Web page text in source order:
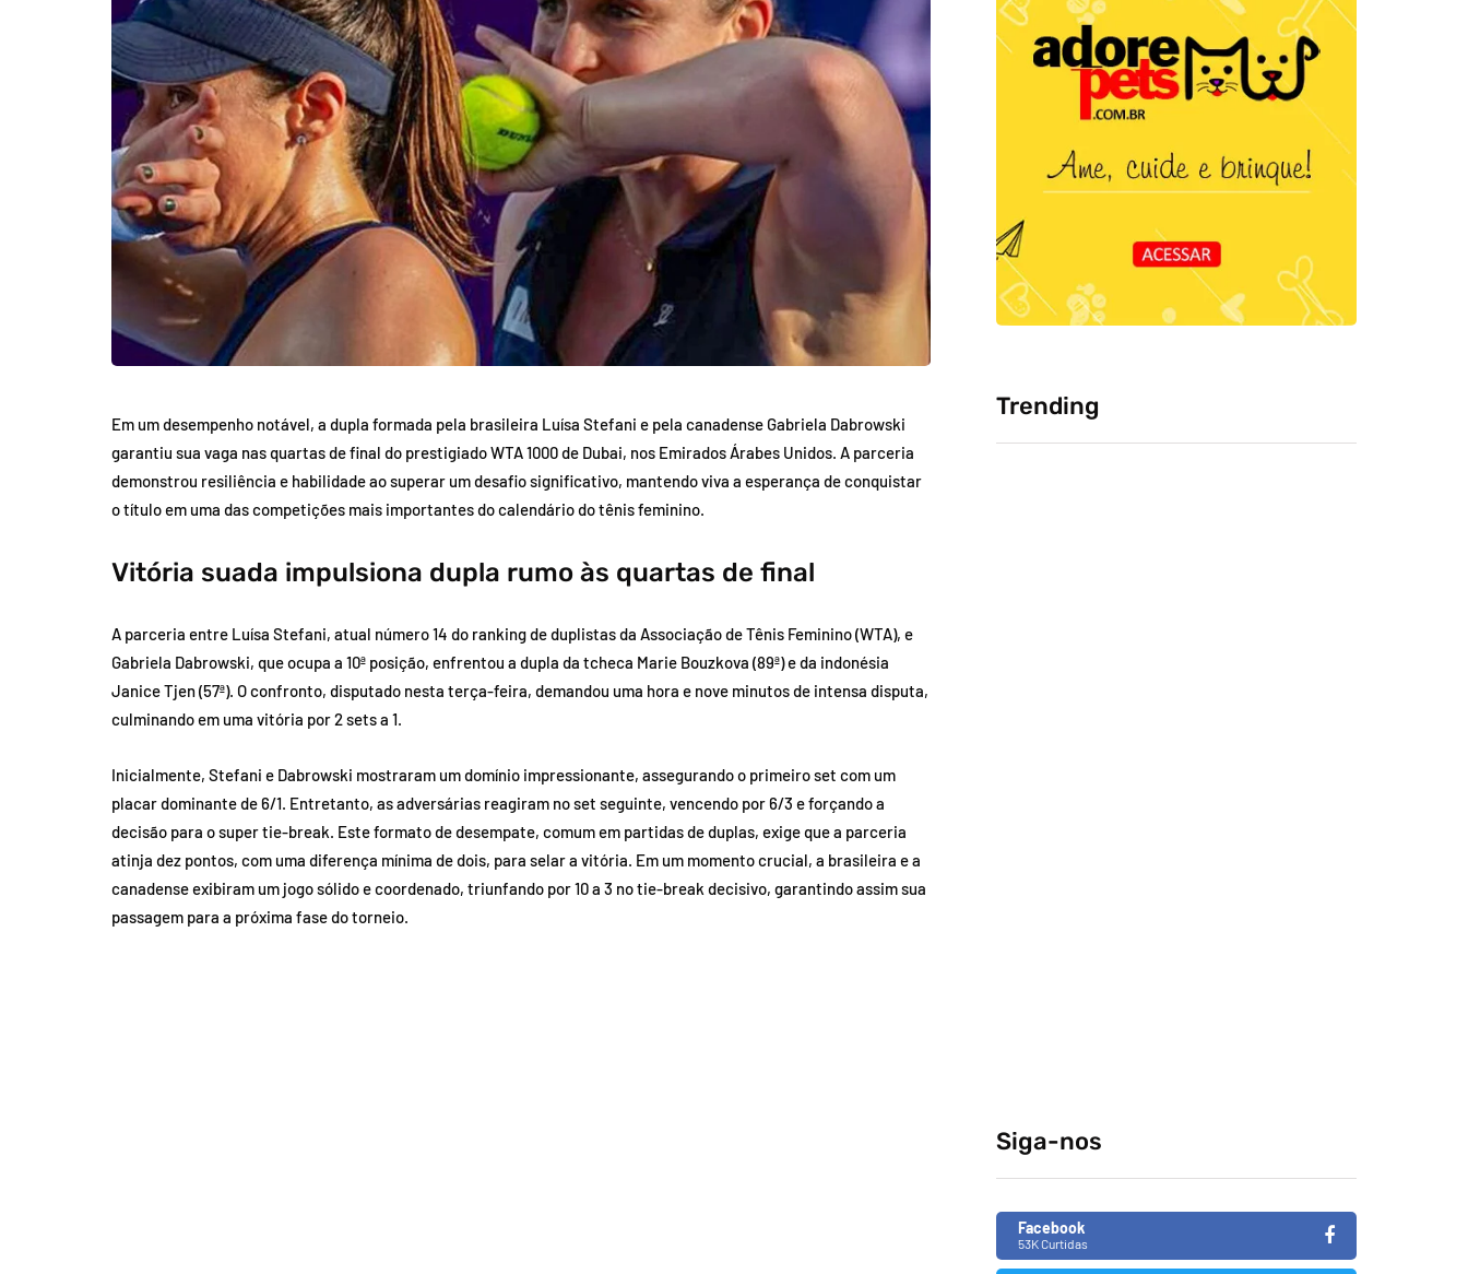
Em um desempenho notável, a dupla formada pela brasileira Luísa Stefani e pela canadense Gabriela Dabrowski
garantiu sua vaga nas quartas de final do prestigiado WTA 1000 de Dubai, nos Emirados Árabes Unidos. A parceria
demonstrou resiliência e habilidade ao superar um desafio significativo, mantendo viva a esperança de conquistar
o título em uma das competições mais importantes do calendário do tênis feminino.
Vitória suada impulsiona dupla rumo às quartas de final
A parceria entre Luísa Stefani, atual número 14 do ranking de duplistas da Associação de Tênis Feminino (WTA), e
Gabriela Dabrowski, que ocupa a 10ª posição, enfrentou a dupla da tcheca Marie Bouzkova (89ª) e da indonésia
Janice Tjen (57ª). O confronto, disputado nesta terça-feira, demandou uma hora e nove minutos de intensa disputa,
culminando em uma vitória por 2 sets a 1.
Inicialmente, Stefani e Dabrowski mostraram um domínio impressionante, assegurando o primeiro set com um
placar dominante de 6/1. Entretanto, as adversárias reagiram no set seguinte, vencendo por 6/3 e forçando a
decisão para o super tie-break. Este formato de desempate, comum em partidas de duplas, exige que a parceria
atinja dez pontos, com uma diferença mínima de dois, para selar a vitória. Em um momento crucial, a brasileira e a
canadense exibiram um jogo sólido e coordenado, triunfando por 10 a 3 no tie-break decisivo, garantindo assim sua
passagem para a próxima fase do torneio.
Trending
26/11/2019
Siga-nos
Facebook
53K Curtidas